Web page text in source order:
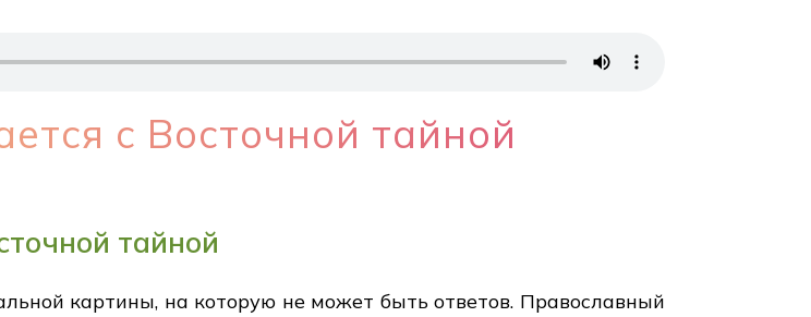
с Восточной тайной
тайной
картины, на которую не может быть ответов. Православный